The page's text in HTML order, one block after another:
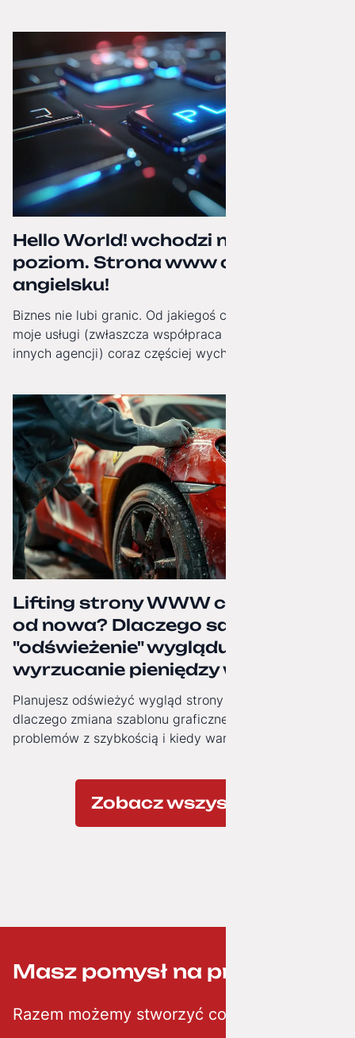
Hello World! wchodzi na wyższy
poziom. Strona www oficjalnie po
angielsku!
Biznes nie lubi granic. Od jakiegoś czasu obserwuję, jak
moje usługi (zwłaszcza współpraca White-Label dla
innych agencji) coraz częściej wychodzą poza Polskę.
angielską wersję językową!
Lifting strony WWW czy budowa
od nowa? Dlaczego samo
"odświeżenie" wyglądu to często
wyrzucanie pieniędzy w błoto.
Planujesz odświeżyć wygląd strony firmowej? Zobacz,
dlaczego zmiana szablonu graficznego nie rozwiązuje
problemów z szybkością i kiedy warto zainwestować w
Zobacz wszystkie
Masz pomysł na projekt? ;-)
Razem możemy stworzyć coś kreatywnego